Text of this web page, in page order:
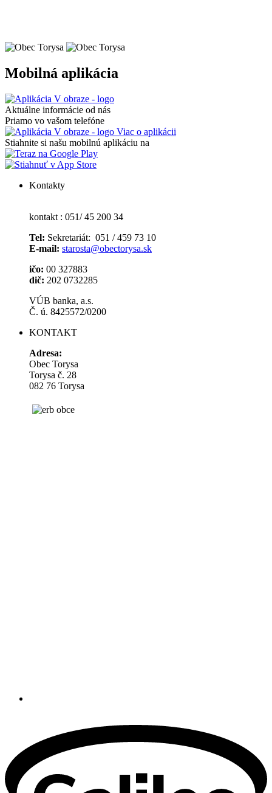
Mobilná aplikácia
Aktuálne informácie od nás
Priamo vo vašom telefóne
Viac o aplikácii
Stiahnite si našu mobilnú aplikáciu na
Kontakty
kontakt : 051/ 45 200 34
Tel: Sekretariát: 051 / 459 73 10
E-mail: starosta@obectorysa.sk
ičo: 00 327883
dič: 202 0732285
VÚB banka, a.s.
Č. ú. 8425572/0200
KONTAKT
Adresa:
Obec Torysa
Torysa č. 28
082 76 Torysa